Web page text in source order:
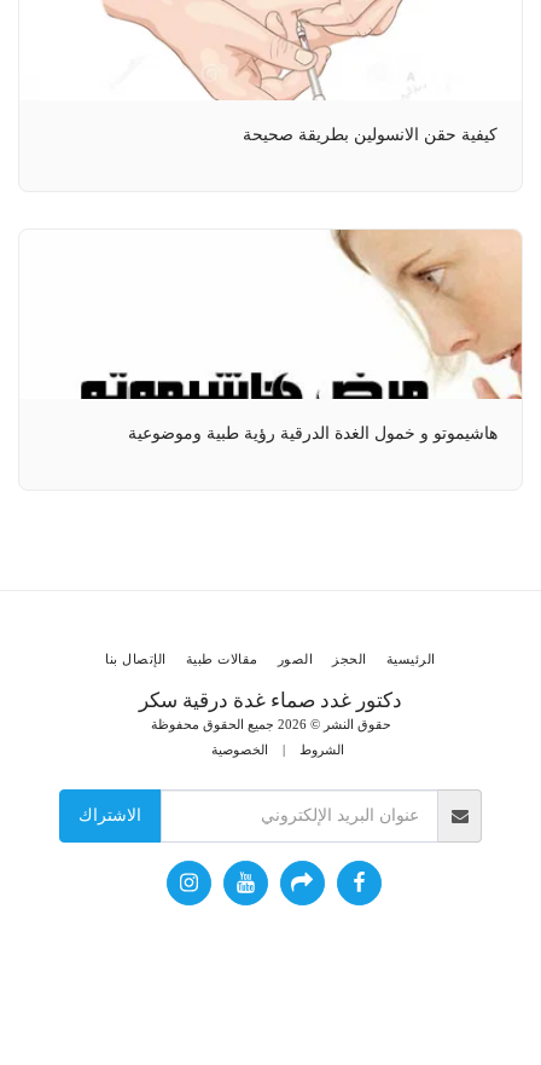
كيفية حقن الانسولين بطريقة صحيحة
هاشيموتو و خمول الغدة الدرقية رؤية طبية وموضوعية
دكتور غدد صماء غدة درقية سكر
حقوق النشر © 2026 جميع الحقوق محفوظة
الشروط
| الخصوصية
الرئيسية الحجز الصور مقالات طبية الإتصال بنا
الاشتراك